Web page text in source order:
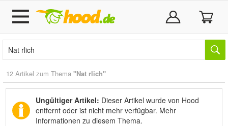
12 Artikel zum Thema "Nat rlich"
Ungültiger Artikel: Dieser Artikel wurde von Hood
entfernt oder ist nicht mehr verfügbar. Mehr
Informationen zu diesem Thema.